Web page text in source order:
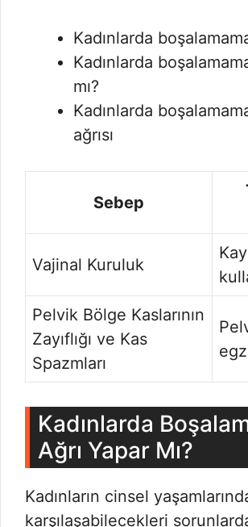
Kadınlarda
Kadınlarda
mı?
Kadınlarda
ağrısı
Sebep
Vajinal Kuruluk
Pelvik Bölge Kaslarının
Zayıflığı ve Kas
Spazmları
Kadınlarda
Ağrı Yapar Mı?
Kadınların cinsel
karşılaşabilecekleri